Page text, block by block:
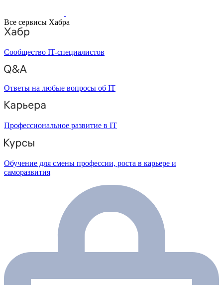
Все сервисы Хабра
Сообщество IT-специалистов
Ответы на любые вопросы об IT
Профессиональное развитие в IT
Обучение для смены профессии, роста в карьере и
саморазвития